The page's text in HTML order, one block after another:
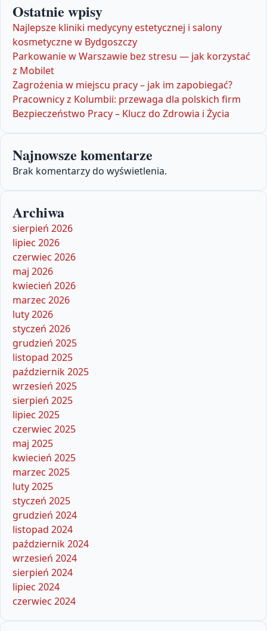
Ostatnie wpisy
Najlepsze kliniki medycyny estetycznej i salony
kosmetyczne w Bydgoszczy
Parkowanie w Warszawie bez stresu — jak korzystać
z Mobilet
Zagrożenia w miejscu pracy – jak im zapobiegać?
Pracownicy z Kolumbii: przewaga dla polskich firm
Bezpieczeństwo Pracy – Klucz do Zdrowia i Życia
Najnowsze komentarze
Brak komentarzy do wyświetlenia.
Archiwa
sierpień 2026
lipiec 2026
czerwiec 2026
maj 2026
kwiecień 2026
marzec 2026
luty 2026
styczeń 2026
grudzień 2025
listopad 2025
październik 2025
wrzesień 2025
sierpień 2025
lipiec 2025
czerwiec 2025
maj 2025
kwiecień 2025
marzec 2025
luty 2025
styczeń 2025
grudzień 2024
listopad 2024
październik 2024
wrzesień 2024
sierpień 2024
lipiec 2024
czerwiec 2024